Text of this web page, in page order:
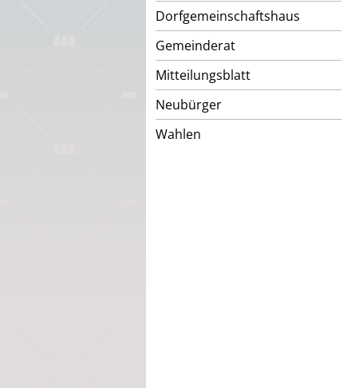
Dorfgemeinschaftshaus
Gemeinderat
Mitteilungsblatt
Neubürger
Wahlen